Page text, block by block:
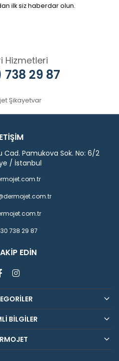
ilk siz haberdar olun.
Hizmetleri
29 87
Şikayetvar
Cad. Pamukova Sok. No: 6/2
/ İstanbul
738 29 87
EDIN
BİLGİLER